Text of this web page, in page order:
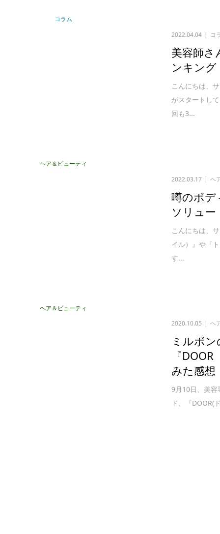
コラム
2022.04.04
コ
美容師さ
ンキング
こんにちは、
がスタートし
回も3...
ヘア＆ビューティ
2022.03.17
ヘ
噂のボ
ソリュ
こんにちは、
イル）』や『
す...
ヘア＆ビューティ
2020.10.05
ヘ
ミルボ
『
みた感想
9月10日、美容
ド、『DOOR(